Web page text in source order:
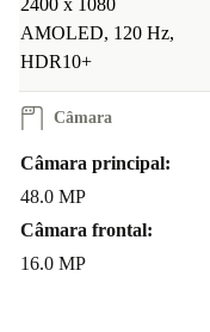
2400 x 1080
AMOLED, 120 Hz,
HDR10+
Câmara
Câmara principal:
48.0 MP
Câmara frontal:
16.0 MP